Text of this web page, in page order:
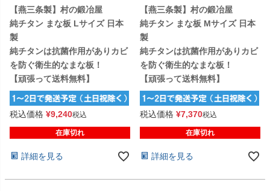
【燕三条製】村の鍛冶屋
純チタン まな板 Lサイズ 日本
製
純チタンは抗菌作用がありカビ
を防ぐ衛生的なまな板！
【頑張って送料無料】
税込価格 ¥9,240税込
在庫切れ
詳細を見る
【燕三条製】村の鍛冶屋
純チタン まな板 Mサイズ 日本
製
純チタンは抗菌作用がありカビ
を防ぐ衛生的なまな板！
【頑張って送料無料】
税込価格 ¥7,370税込
在庫切れ
詳細を見る